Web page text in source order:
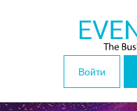
Войти